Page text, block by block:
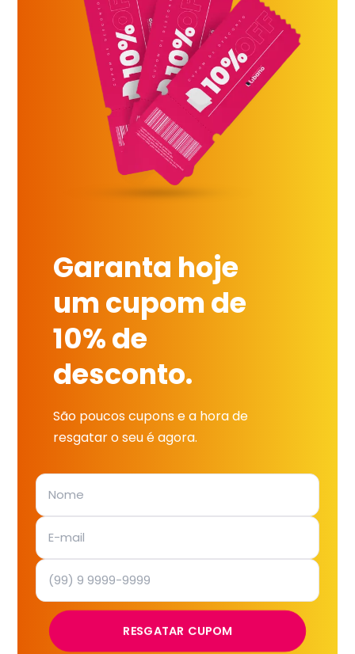
Garanta hoje
um cupom de
10% de
desconto.
São poucos cupons e a hora de
resgatar o seu é agora.
RESGATAR CUPOM